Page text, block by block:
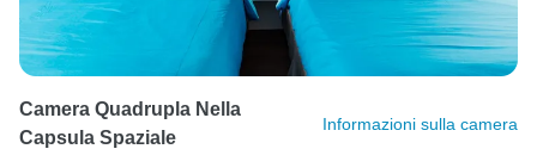
Camera Quadrupla Nella
Capsula Spaziale
Informazioni sulla camera